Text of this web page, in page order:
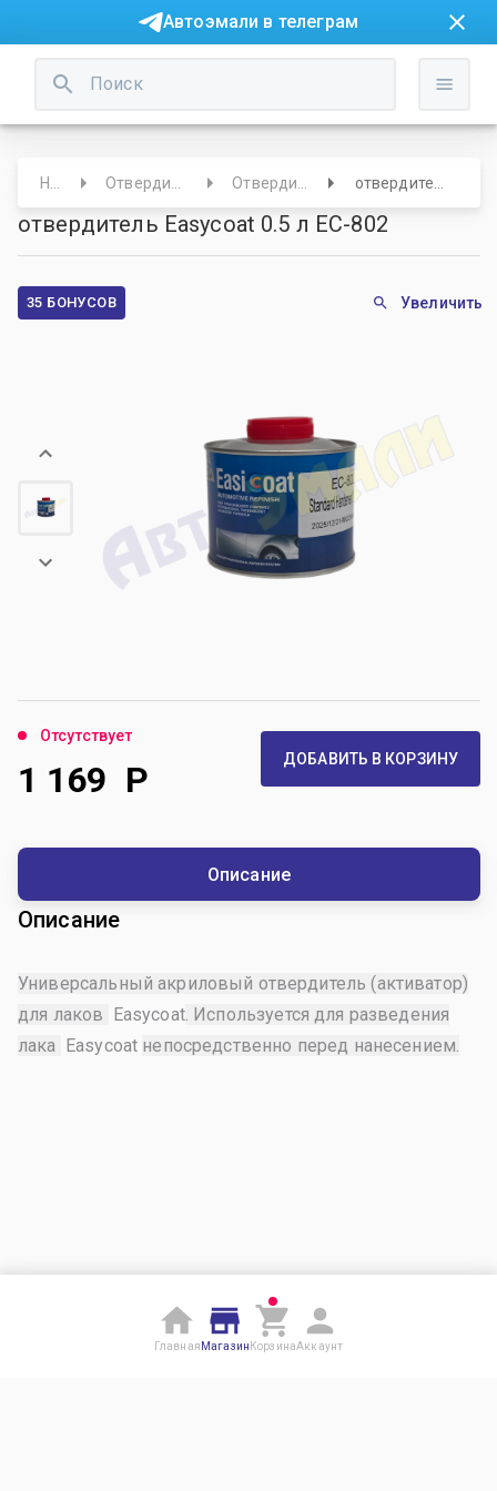
Автоэмали в телеграм
отвердитель Easycoat 0.5 л ЕС-802
35 БОНУСОВ Увеличить
Отсутствует
1 169 Р ДОБАВИТЬ В КОРЗИНУ
Описание
Описание
Универсальный акриловый отвердитель (активатор)
для лаков Easycoat. Используется для разведения
лака Easycoat непосредственно перед нанесением.
Главная Магазин КорзинаАккаунт